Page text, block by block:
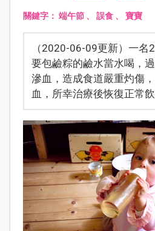
關鍵字： 端午節、 誤食、 寶寶
（2020-06-09更新）一名
要包鹼粽的鹼水當水喝，
滲血，造成食道嚴重灼傷
血，所幸治療後恢復正常飲